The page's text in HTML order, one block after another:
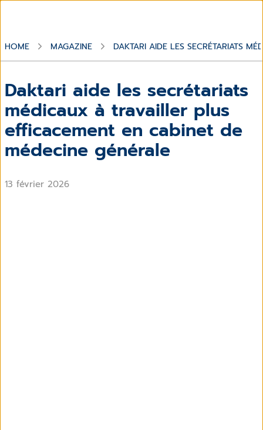
HOME MAGAZINE DAKTARI AIDE LES SECRÉTARIATS
Daktari aide les secrétariats
médicaux à travailler plus
efficacement en cabinet de
médecine générale
13 février 2026